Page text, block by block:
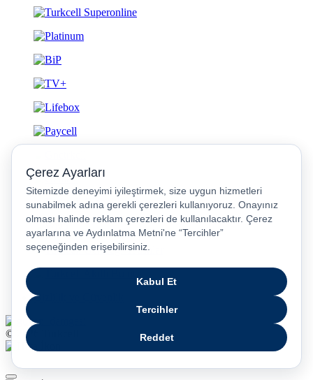
Gizlilik ve Güvenlik
© 2026 Turkcell